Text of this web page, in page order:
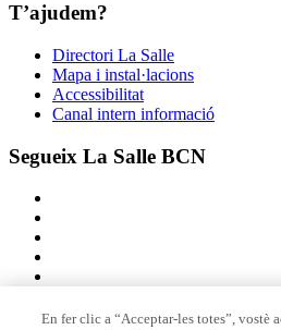
T’ajudem?
Directori La Salle
Mapa i instal·lacions
Accessibilitat
Canal intern informació
Segueix La Salle BCN
En fer clic a “Acceptar-les totes”, vostè